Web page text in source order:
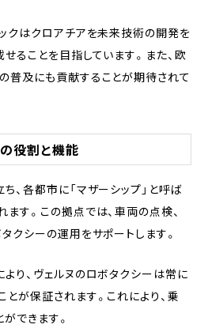
クはクロアチアを未来技術の開発を
ることを目指しています。また、欧
普及にも貢献することが期待されて
の役割と機能
、各都市に「マザーシップ」と呼ば
す。この拠点では、車両の点検、
クシーの運用をサポートします。
り、ヴェルヌのロボタクシーは常に
が保証されます。これにより、乗
できます。